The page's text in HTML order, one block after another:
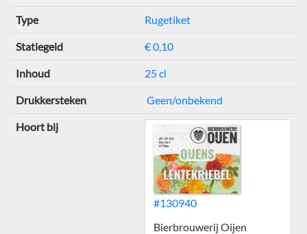
Type Rugetiket
Statiegeld € 0,10
Inhoud 25 cl
Drukkersteken Geen/onbekend
Hoort bij
#130940
Bierbrouwerij Oijen